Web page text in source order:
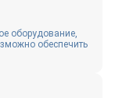
оборудование,
обеспечить